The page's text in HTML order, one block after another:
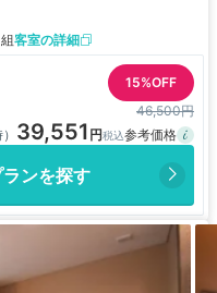
客室の詳細
15%OFF
46,500円
39,551
ンを探す